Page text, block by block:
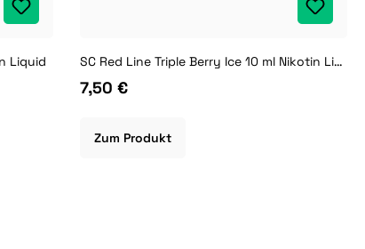
Liquid SC Red Line Triple Berry Ice 10 ml Nikotin Liquid
7,50 €
Zum Produkt